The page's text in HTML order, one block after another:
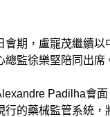
會期，盧寵茂繼續
監徐樂堅陪同出席
Padilha會
行的藥械監管系統